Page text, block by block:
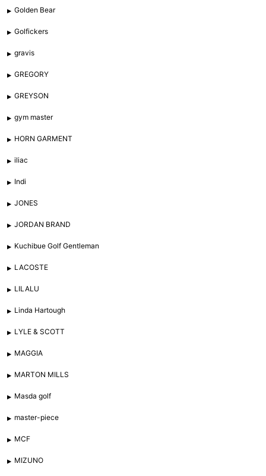
Golden Bear
Golfickers
gravis
GREGORY
GREYSON
gym master
HORN GARMENT
iliac
Indi
JONES
JORDAN BRAND
Kuchibue Golf Gentleman
LACOSTE
LILALU
Linda Hartough
LYLE & SCOTT
MAGGIA
MARTON MILLS
Masda golf
master-piece
MCF
MIZUNO